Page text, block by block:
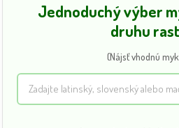
Jednoduchý výber
druhu
(Nájsť vhodnú